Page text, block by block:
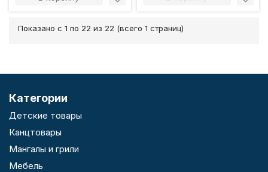
Показано с 1 по 22 из 22 (всего 1 страниц)
Категории
Детские товары
Канцтовары
Мангалы и грили
Мебель